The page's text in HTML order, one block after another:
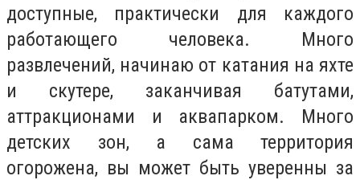
доступные, практически для каждого
работающего человека. Много
развлечений, начинаю от катания на яхте
и скутере, заканчивая батутами,
аттракционами и аквапарком. Много
детских зон, а сама территория
огорожена, вы может быть уверенны за